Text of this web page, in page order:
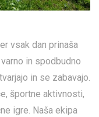
vsak dan prinaša
in spodbudno
in se zabavajo.
športne aktivnosti,
igre. Naša ekipa